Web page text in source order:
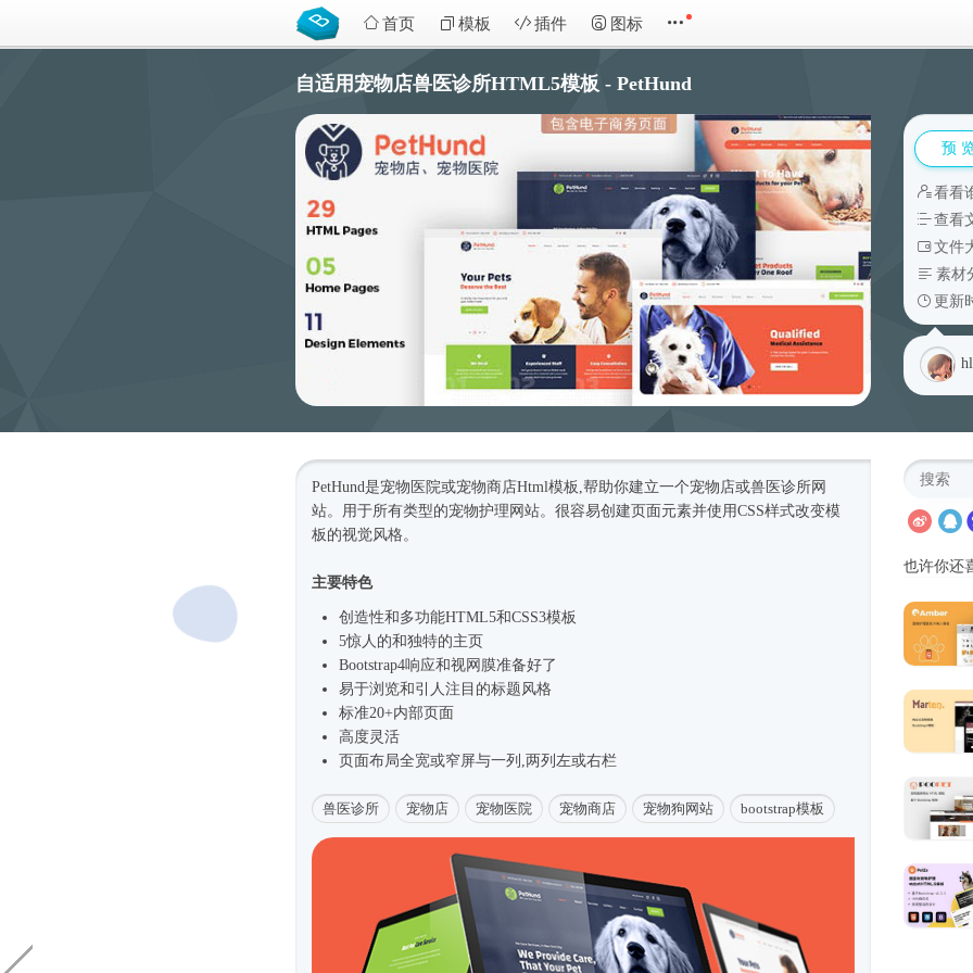
首页 模板 插件 图标
自适用宠物店兽医诊所HTML5模板 - PetHund
预
看看
查看
文件
素材
更新
PetHund是宠物医院或宠物商店Html模板 ,帮助你建立一个宠物店或兽医诊所网
站。用于所有类型的宠物护理网站。很容易创建页面元素并使用CSS样式改变模
板的视觉风格。
主要特色
创造性和多功能HTML5和CSS3模板
5惊人的和独特的主页
Bootstrap4响应和视网膜准备好了
易于浏览和引人注目的标题风格
标准20+内部页面
高度灵活
页面布局全宽或窄屏与一列,两列左或右栏
兽医诊所 宠物店 宠物医院 宠物商店 宠物狗网站 bootstrap模板
也许你还